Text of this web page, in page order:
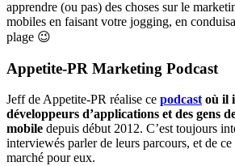
apprendre (ou pas) des choses sur le
mobiles en faisant votre jogging, en
plage 😉
Appetite-PR Marketing Podcast
Jeff de Appetite-PR réalise ce podcast où il
développeurs d’applications et des gens
mobile depuis début 2012. C’est toujours
interviewés parler de leurs parcours, et de
marché pour eux.